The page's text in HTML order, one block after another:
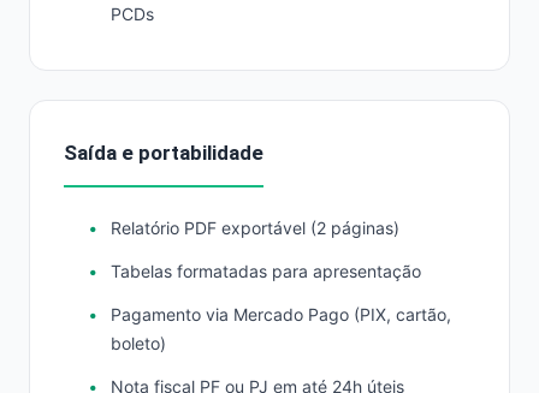
PCDs
Saída e portabilidade
Relatório PDF exportável (2 páginas)
Tabelas formatadas para apresentação
Pagamento via Mercado Pago (PIX, cartão,
boleto)
Nota fiscal PF ou PJ em até 24h úteis